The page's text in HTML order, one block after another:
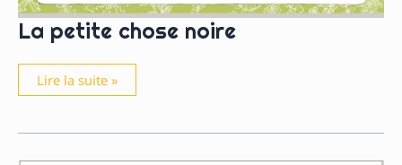
La petite chose noire
La
petite
Lire la suite »